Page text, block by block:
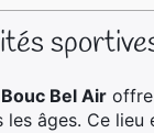
Bel Air
les âges. Ce